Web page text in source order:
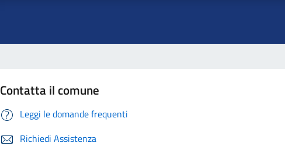
Contatta il comune
Leggi le domande frequenti
Richiedi Assistenza